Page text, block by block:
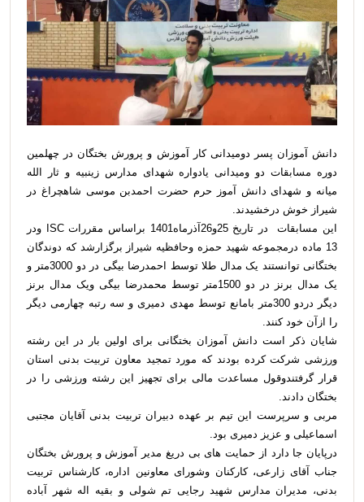
دانش آموزان پسر دومیدانی کار آموزش و پرورش بختگان در چهلمین
دوره مسابقات دو ومیدانی یادواره شهدای مدارس زینبیه و ثار الله
میانه و شهدای دانش آموز حرم حضرت احمدبن موسی شاهچراغ در
شیراز خوش درخشیدند.
این مسابقات در تاریخ 25و26آذرماه1401 براساس مقررات ISC ودر
13 ماده درمجموعه شهید حمزه وحافظیه شیراز برگزارشد که دوندگان
بختگانی توانستند یک مدال طلا توسط احمدرضا بیگی در دو 3000متر و
یک مدال برنز در دو 1500متر توسط محمدرضا بیگی ویک مدال برنز
دیگر دردو 300متر بامانع توسط مهدی دمیری و سه رتبه چهارمی دیگر
را ازآن خود کنند.
شایان ذکر است دانش آموزان بختگانی برای اولین بار در این رشته
ورزشی شرکت کرده بودند که مورد تمجید معاون تربیت بدنی استان
قرار گرفتندوقول مساعدت مالی برای تجهیز این رشته ورزشی را در
بختگان دادند.
مربی و سرپرست این تیم بر عهده دبیران تربیت بدنی آقایان مجتبی
اسماعیلی و عزیز دمیری بود.
درپایان جا دارد از حمایت های بی دریغ مدیر آموزش و پرورش بختگان
جناب آقای زارعی، کارکنان وشورای معاونین اداره، کارشناس تربیت
بدنی، مدیران مدارس شهید رجایی تم شولی و بقیه اله شهر آباده